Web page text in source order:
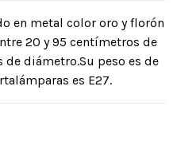
en metal color oro y florón
20 y 95 centímetros de
diámetro.Su peso es de
es E27.